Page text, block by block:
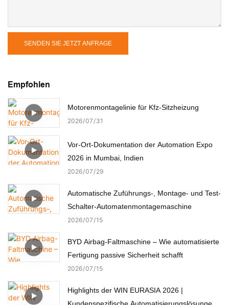
SENDEN SIE JETZT ANFRAGE
Empfohlen
Motorenmontagelinie für Kfz-Sitzheizung
2026 07 31
Vor-Ort-Dokumentation der Automation Expo
2026 in Mumbai, Indien
2026 07 29
Automatische Zuführungs-, Montage- und Test-
Schalter-Automatenmontagemaschine
2026 07 15
BYD Airbag-Faltmaschine – Wie automatisierte
Fertigung passive Sicherheit schafft
2026 07 15
Highlights der WIN EURASIA 2026 |